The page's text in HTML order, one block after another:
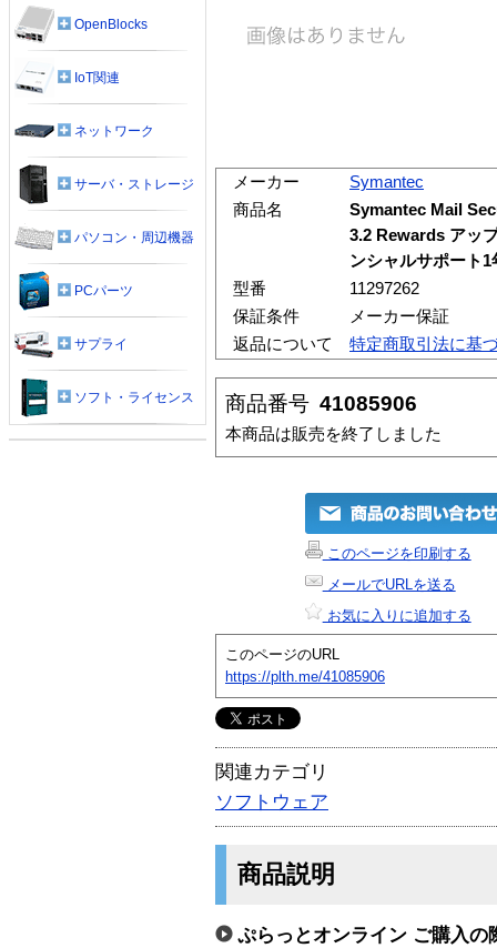
メーカー
Symantec
商品名
Symantec Mail
3.2 Rewards アッ
ンシャルサポート
型番
11297262
保証条件
メーカー保証
返品について
特定商取引法に基
商品番号 41085906
本商品は販売を終了しました
このページを印刷する
メールでURLを送る
お気に入りに追加する
このページのURL
https://plth.me/41085906
関連カテゴリ
ソフトウェア
商品説明
ぷらっとオンライン ご購入の
OpenBlocks
IoT関連
ネットワーク
サーバ・ストレージ
パソコン・周辺機器
PCパーツ
サプライ
ソフト・ライセンス